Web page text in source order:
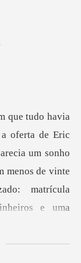
um sonho
menos de vinte